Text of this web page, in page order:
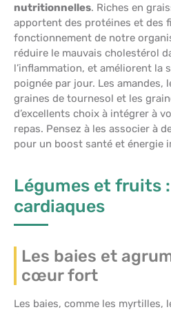
nutritionnelles. Riches en
apportent des protéines et des
fonctionnement de notre
réduire le mauvais cholestérol
l’inflammation, et améliorent la
poignée par jour. Les amandes,
graines de tournesol et les
d’excellents choix à intégrer à
repas. Pensez à les associer à
pour un boost santé et énergie
Légumes et fruits
cardiaques
Les baies et
cœur fort
Les baies, comme les myrtilles,